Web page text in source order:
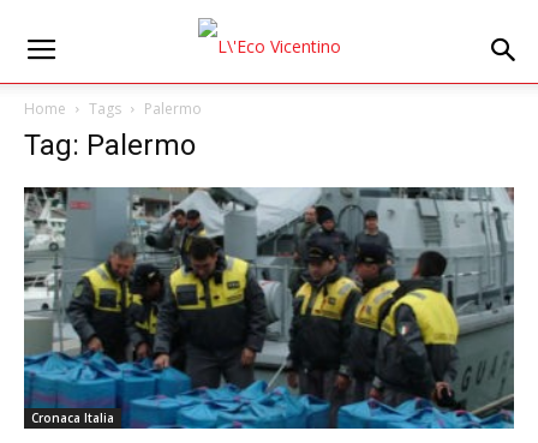
Home Tags Palermo
Tag: Palermo
Cronaca Italia